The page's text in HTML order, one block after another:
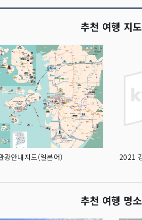
추천 여행 지도
광안내지도(일본어)
추천 여행 명소